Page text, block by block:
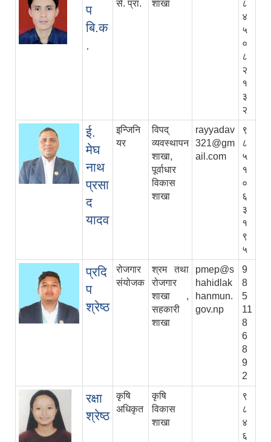
प
बि.क
.
से. प्रा.
शाखा
८
४
५
०
८
२
१
३
२
ई.
मेघ
नाथ
प्रसा
द
यादव
इन्जिनि
यर
विपद्
व्यवस्थापन
शाखा,
पूर्वाधार
विकास
शाखा
rayyadav
321@gm
ail.com
९
८
५
१
०
६
३
१
९
५
प्रदि
प
श्रेष्ठ
रोजगार
संयोजक
श्रम तथा
रोजगार
शाखा ,
सहकारी
शाखा
pmep@s
hahidlak
hanmun.
gov.np
9
8
5
11
8
6
8
9
2
रक्षा
श्रेष्ठ
कृषि
अधिकृत
कृषि
विकास
शाखा
९
८
४
६